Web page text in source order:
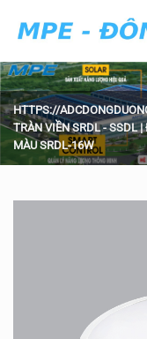
HTTPS://
TRÀN VIỀN SRDL - SSDL|
MÀU SRDL-16W